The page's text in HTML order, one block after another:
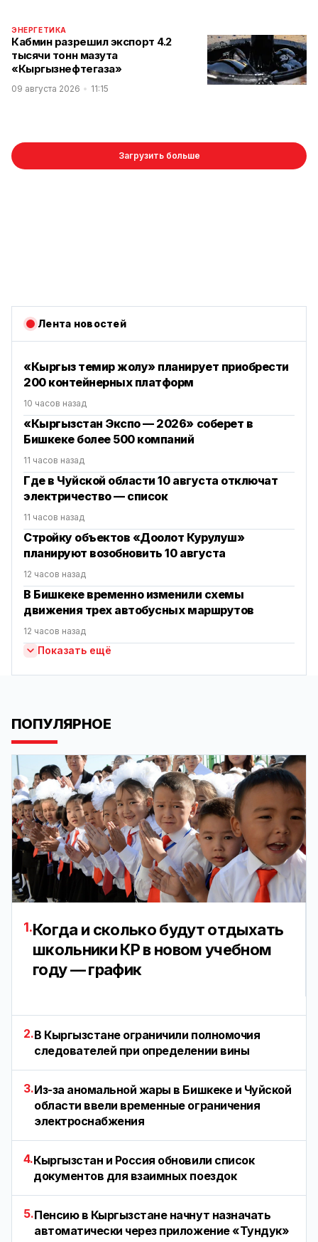
ЭНЕРГЕТИКА
Кабмин разрешил экспорт 4.2
тысячи тонн мазута
«Кыргызнефтегаза»
09 августа 2026 11:15
Загрузить больше
Лента новостей
«Кыргыз темир жолу» планирует приобрести
200 контейнерных платформ
10 часов назад
«Кыргызстан Экспо — 2026» соберет в
Бишкеке более 500 компаний
11 часов назад
Где в Чуйской области 10 августа отключат
электричество — список
11 часов назад
Стройку объектов «Доолот Курулуш»
планируют возобновить 10 августа
12 часов назад
В Бишкеке временно изменили схемы
движения трех автобусных маршрутов
12 часов назад
Показать ещё
ПОПУЛЯРНОЕ
1.Когда и сколько будут отдыхать
школьники КР в новом учебном
году — график
2.В Кыргызстане ограничили полномочия
следователей при определении вины
3.Из-за аномальной жары в Бишкеке и Чуйской
области ввели временные ограничения
электроснабжения
4.Кыргызстан и Россия обновили список
документов для взаимных поездок
5.Пенсию в Кыргызстане начнут назначать
автоматически через приложение «Тундук»